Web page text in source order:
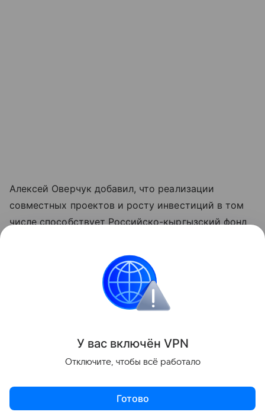
Алексей Оверчук добавил, что реализации
совместных проектов и росту инвестиций в том
числе способствует Российско-кыргызский фонд
укрепления двусторонних связей.
"Реализовано около четырех тысяч проектов во
всех регионах республики", - отметил он.
Поделиться
У вас включён VPN
Отключите, чтобы всё работало
Готово